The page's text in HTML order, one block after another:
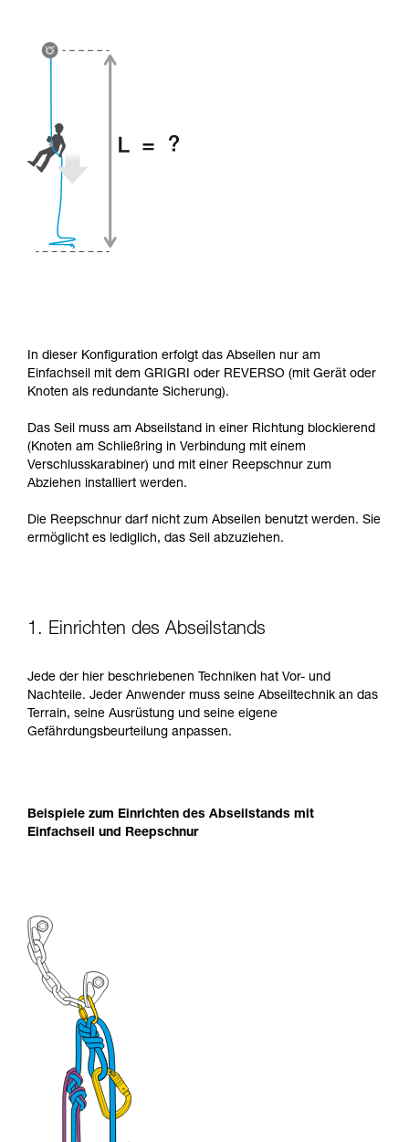
In dieser Konfiguration erfolgt das Abseilen nur am
Einfachseil mit dem GRIGRI oder REVERSO (mit Gerät oder
Knoten als redundante Sicherung).
Das Seil muss am Abseilstand in einer Richtung blockierend
(Knoten am Schließring in Verbindung mit einem
Verschlusskarabiner) und mit einer Reepschnur zum
Abziehen installiert werden.
Die Reepschnur darf nicht zum Abseilen benutzt werden. Sie
ermöglicht es lediglich, das Seil abzuziehen.
1. Einrichten des Abseilstands
Jede der hier beschriebenen Techniken hat Vor- und
Nachteile. Jeder Anwender muss seine Abseiltechnik an das
Terrain, seine Ausrüstung und seine eigene
Gefährdungsbeurteilung anpassen.
Beispiele zum Einrichten des Abseilstands mit
Einfachseil und Reepschnur